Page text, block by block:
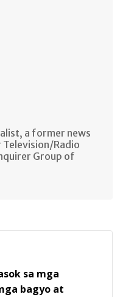
a former news
Radio
Group of
sa mga
bagyo at